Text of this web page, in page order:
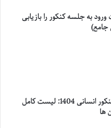
به جلسه کنکور را بازیابی
جامع)
بهترین منابع کنکور انسانی 1404: لیست کامل
ها